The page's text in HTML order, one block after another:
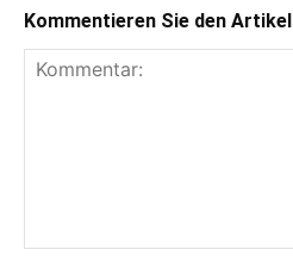
Kommentieren Sie den Artikel